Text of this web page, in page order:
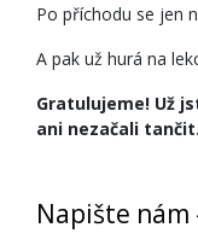
Po příchodu se jen
A pak už hurá na
Gratulujeme! Už
ani nezačali
Napište nám